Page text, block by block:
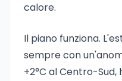
calore.
Il piano funziona.
sempre con
+2°C al Centro-Sud,